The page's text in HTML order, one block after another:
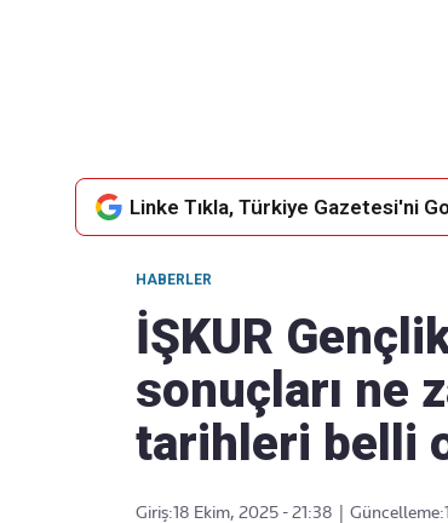
Linke Tıkla, Türkiye Gazetesi'ni
HABERLER
İŞKUR
sonuçları ne
tarihleri belli
Giriş:18 Ekim, 2025 - 21:38 Güncelleme: